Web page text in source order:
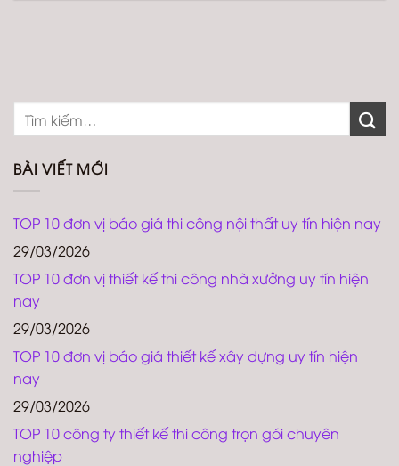
BÀI VIẾT MỚI
TOP 10 đơn vị báo giá thi công nội thất uy tín hiện nay
29/03/2026
TOP 10 đơn vị thiết kế thi công nhà xưởng uy tín hiện
nay
29/03/2026
TOP 10 đơn vị báo giá thiết kế xây dựng uy tín hiện
nay
29/03/2026
TOP 10 công ty thiết kế thi công trọn gói chuyên
nghiệp